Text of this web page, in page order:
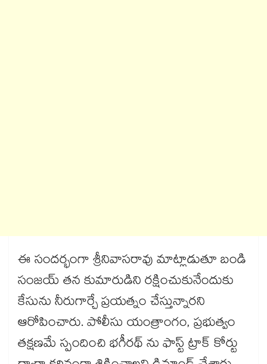
ఈ సందర్భంగా శ్రీనివాసరావు మాట్లాడుతూ బండి
సంజయ్ తన కుమారుడిని రక్షించుకునేందుకు
కేసును నీరుగార్చే ప్రయత్నం చేస్తున్నారని
ఆరోపించారు. పోలీసు యంత్రాంగం, ప్రభుత్వం
తక్షణమే స్పందించి భగీరథ్ ను ఫాస్ట్ ట్రాక్ కోర్టు